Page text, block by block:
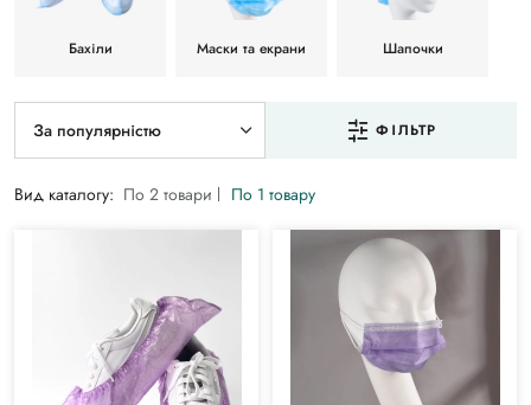
Бахіли Маски та екрани Шапочки
За популярністю ФІЛЬТР
Вид каталогу: По 2 товари По 1 товару